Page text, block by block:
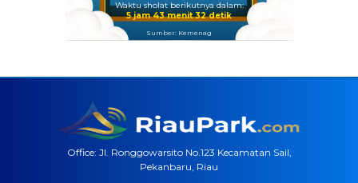
Waktu sholat berikutnya dalam:
5 jam 43 menit 31 detik
Sumber: Kemenag
Office: Jl. Ronggowarsito No.123 Kecamatan Sail,
Pekanbaru, Riau